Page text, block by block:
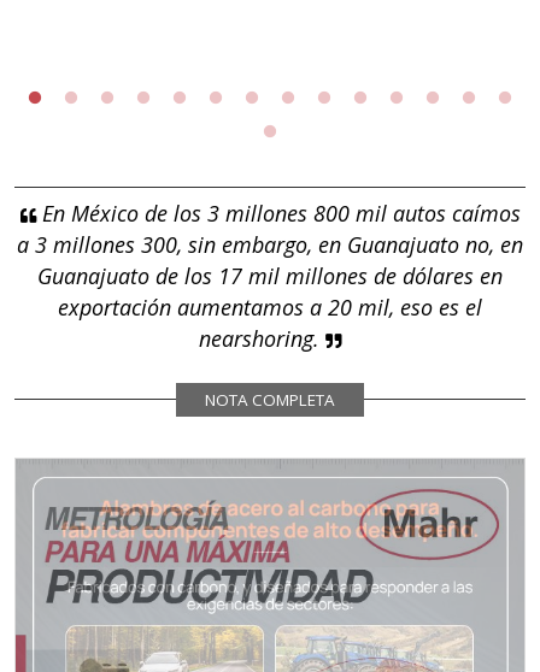
En México de los 3 millones 800 mil autos caímos
a 3 millones 300, sin embargo, en Guanajuato no, en
Guanajuato de los 17 mil millones de dólares en
exportación aumentamos a 20 mil, eso es el
nearshoring.
NOTA COMPLETA